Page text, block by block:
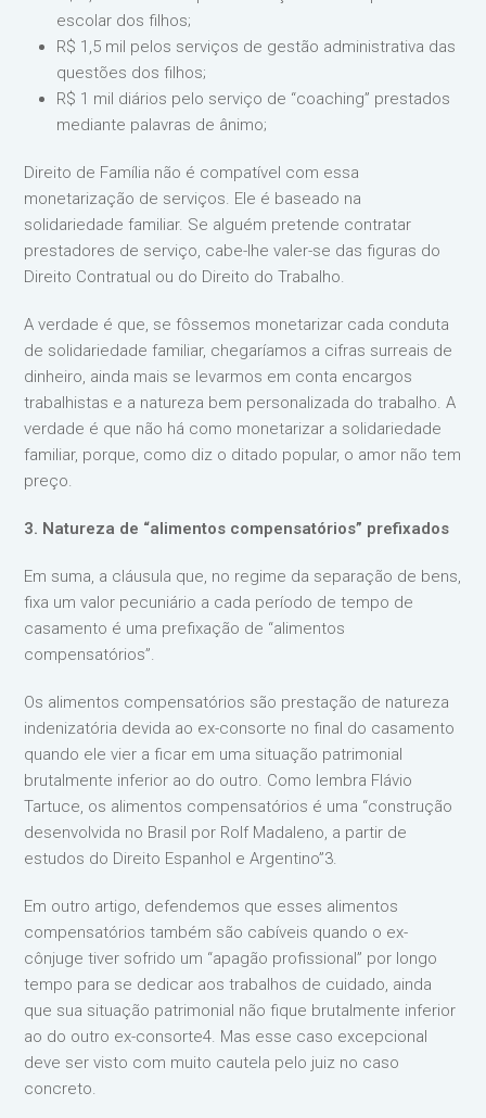
escolar dos filhos;
R$ 1,5 mil pelos serviços de gestão administrativa das
questões dos filhos;
R$ 1 mil diários pelo serviço de “coaching” prestados
mediante palavras de ânimo;
Direito de Família não é compatível com essa
monetarização de serviços. Ele é baseado na
solidariedade familiar. Se alguém pretende contratar
prestadores de serviço, cabe-lhe valer-se das figuras do
Direito Contratual ou do Direito do Trabalho.
A verdade é que, se fôssemos monetarizar cada conduta
de solidariedade familiar, chegaríamos a cifras surreais de
dinheiro, ainda mais se levarmos em conta encargos
trabalhistas e a natureza bem personalizada do trabalho. A
verdade é que não há como monetarizar a solidariedade
familiar, porque, como diz o ditado popular, o amor não tem
preço.
3. Natureza de “alimentos compensatórios” prefixados
Em suma, a cláusula que, no regime da separação de bens,
fixa um valor pecuniário a cada período de tempo de
casamento é uma prefixação de “alimentos
compensatórios”.
Os alimentos compensatórios são prestação de natureza
indenizatória devida ao ex-consorte no final do casamento
quando ele vier a ficar em uma situação patrimonial
brutalmente inferior ao do outro. Como lembra Flávio
Tartuce, os alimentos compensatórios é uma “construção
desenvolvida no Brasil por Rolf Madaleno, a partir de
estudos do Direito Espanhol e Argentino”3.
Em outro artigo, defendemos que esses alimentos
compensatórios também são cabíveis quando o ex-
cônjuge tiver sofrido um “apagão profissional” por longo
tempo para se dedicar aos trabalhos de cuidado, ainda
que sua situação patrimonial não fique brutalmente inferior
ao do outro ex-consorte4. Mas esse caso excepcional
deve ser visto com muito cautela pelo juiz no caso
concreto.